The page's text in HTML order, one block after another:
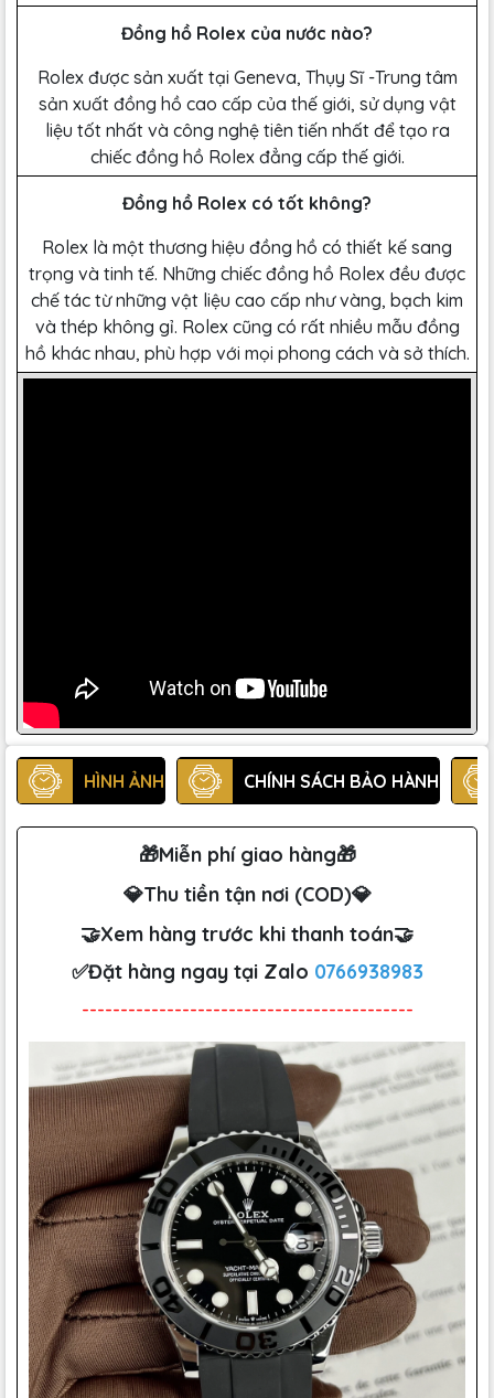
Đồng hồ Rolex của nước nào?
Rolex được sản xuất tại Geneva, Thụy Sĩ -Trung tâm
sản xuất đồng hồ cao cấp của thế giới, sử dụng vật
liệu tốt nhất và công nghệ tiên tiến nhất để tạo ra
chiếc đồng hồ Rolex đẳng cấp thế giới.
Đồng hồ Rolex có tốt không?
Rolex là một thương hiệu đồng hồ có thiết kế sang
trọng và tinh tế. Những chiếc đồng hồ Rolex đều được
chế tác từ những vật liệu cao cấp như vàng, bạch kim
và thép không gỉ. Rolex cũng có rất nhiều mẫu đồng
hồ khác nhau, phù hợp với mọi phong cách và sở thích.
HÌNH ẢNH CHÍNH SÁCH BẢO HÀNH
🎁Miễn phí giao hàng🎁
💎Thu tiền tận nơi (COD)💎
🤝Xem hàng trước khi thanh toán🤝
✅Đặt hàng ngay tại Zalo 0766938983
-------------------------------------------